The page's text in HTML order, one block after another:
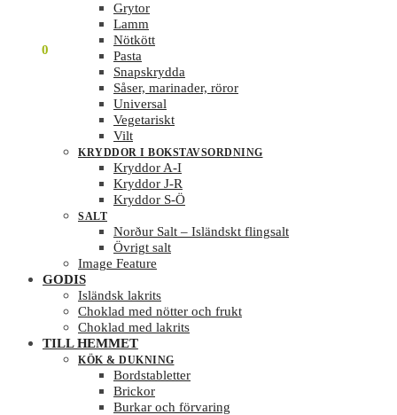
0
Grytor
Lamm
Nötkött
Pasta
Snapskrydda
Såser, marinader, röror
Universal
Vegetariskt
Vilt
KRYDDOR I BOKSTAVSORDNING
Kryddor A-I
Kryddor J-R
Kryddor S-Ö
SALT
Norður Salt – Isländskt flingsalt
Övrigt salt
Image Feature
GODIS
Isländsk lakrits
Choklad med nötter och frukt
Choklad med lakrits
TILL HEMMET
KÖK & DUKNING
Bordstabletter
Brickor
Burkar och förvaring